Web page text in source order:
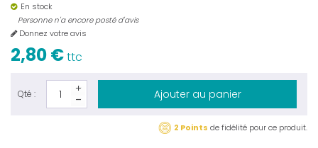
En stock
Personne n'a encore posté d'avis
Donnez votre avis
2,80 €ttc
Qté : Ajouter au panier
2 Points de fidélité pour ce produit.